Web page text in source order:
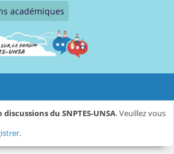
académiques
discussions du SNPTES-UNSA. Veuillez vous
.